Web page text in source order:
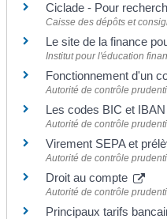
Ciclade - Pour
Caisse des dépôts et
Le site de la finance
Institut pour l'éducation
Fonctionnement d'un
Autorité de contrôle
Les codes BIC et IBAN
Autorité de contrôle
Virement SEPA et
Autorité de contrôle
Droit au compte
Autorité de contrôle
Principaux tarifs